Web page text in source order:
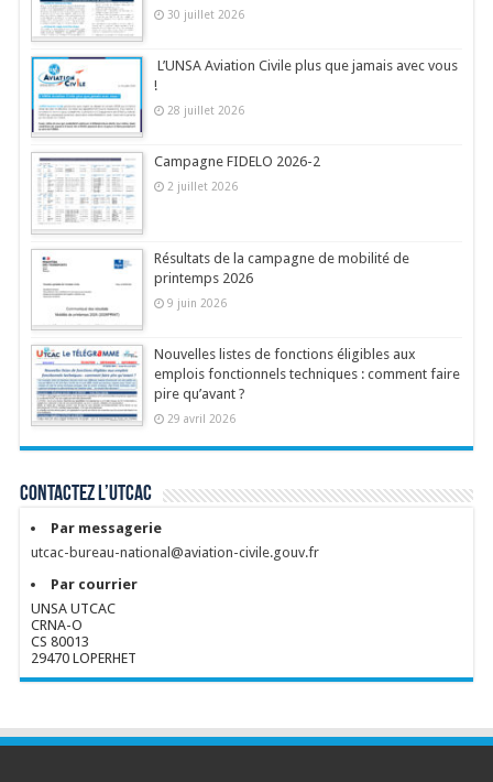
30 juillet 2026
L’UNSA Aviation Civile plus que jamais avec vous
!
28 juillet 2026
Campagne FIDELO 2026-2
2 juillet 2026
Résultats de la campagne de mobilité de
printemps 2026
9 juin 2026
Nouvelles listes de fonctions éligibles aux
emplois fonctionnels techniques : comment faire
pire qu’avant ?
29 avril 2026
Contactez l’UTCAC
Par messagerie
utcac-bureau-national@aviation-civile.gouv.fr
Par courrier
UNSA UTCAC
CRNA-O
CS 80013
29470 LOPERHET